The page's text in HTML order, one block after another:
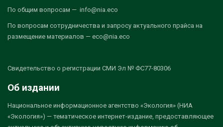
По общим вопросам — info@nia.eco
По вопросам сотрудничества и запросу актуального прайса на
размещение материалов — eco@nia.eco
Свидетельство о регистрации СМИ Эл № ФС77-80306
Об издании
Национальное информационное агентство «Экология» (НИА
«Экология») — тематическое интернет-издание, предоставляющее